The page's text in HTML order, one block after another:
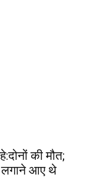
की मौत;
लगाने आए थे